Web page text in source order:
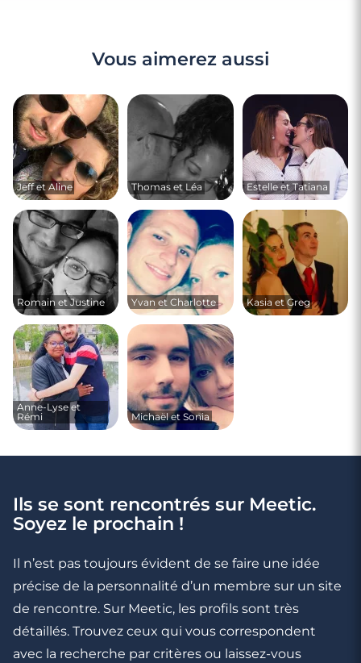
Vous aimerez aussi
Jeff et Aline Thomas et Léa Estelle et Tatiana
Romain et Justine Yvan et Charlotte Kasia et Greg
Anne-Lyse et
Rémi
Michaël et Sonia
Ils se sont rencontrés sur Meetic.
Soyez le prochain !
Il n’est pas toujours évident de se faire une idée
précise de la personnalité d’un membre sur un site
de rencontre. Sur Meetic, les profils sont très
détaillés. Trouvez ceux qui vous correspondent
avec la recherche par critères ou laissez-vous